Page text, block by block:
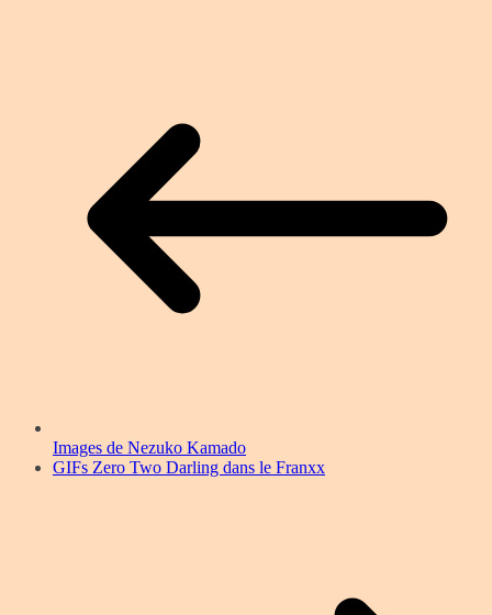
Images de Nezuko Kamado
GIFs Zero Two Darling dans le Franxx